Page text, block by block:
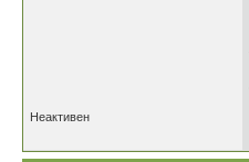
Неактивен